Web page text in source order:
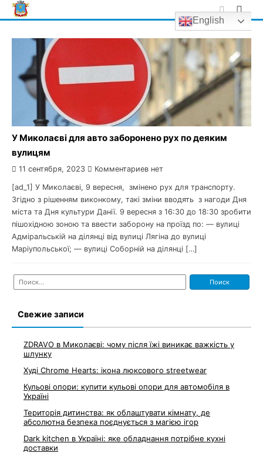
Skip
to
У Миколаєві для авто заборонено рух по деяким
вулицям
11 сентября, 2023 Комментариев нет
[ad_1] У Миколаєві, 9 вересня, змінено рух для транспорту.
Згідно з рішенням виконкому, такі зміни вводять з нагоди Дня
міста та Дня культури Данії. 9 вересня з 16:30 до 18:30 зробити
пішохідною зоною та ввести заборону на проїзд по: — вулиці
Адміральській на ділянці від вулиці Лягіна до вулиці
Маріупольської; — вулиці Соборній на ділянці […]
Найти:
Свежие записи
ZDRAVO в Миколаєві: чому після їжі виникає важкість у
шлунку
Худі Chrome Hearts: ікона люксового streetwear
Кульові опори: купити кульові опори для автомобіля в
Україні
Територія дитинства: як облаштувати кімнату, де
абсолютна безпека поєднується з магією ігор
Dark kitchen в Україні: яке обладнання потрібне кухні
доставки
English